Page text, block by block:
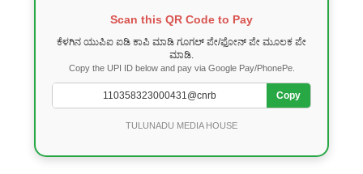
Scan this QR Code to Pay
ಕೆಳಗಿನ ಯುಪಿಐ ಐಡಿ ಕಾಪಿ ಮಾಡಿ ಗೂಗಲ್ ಪೇ/ಫೋನ್ ಪೇ ಮೂಲಕ ಪೇ
ಮಾಡಿ.
Copy the UPI ID below and pay via Google Pay/PhonePe.
Copy
TULUNADU MEDIA HOUSE